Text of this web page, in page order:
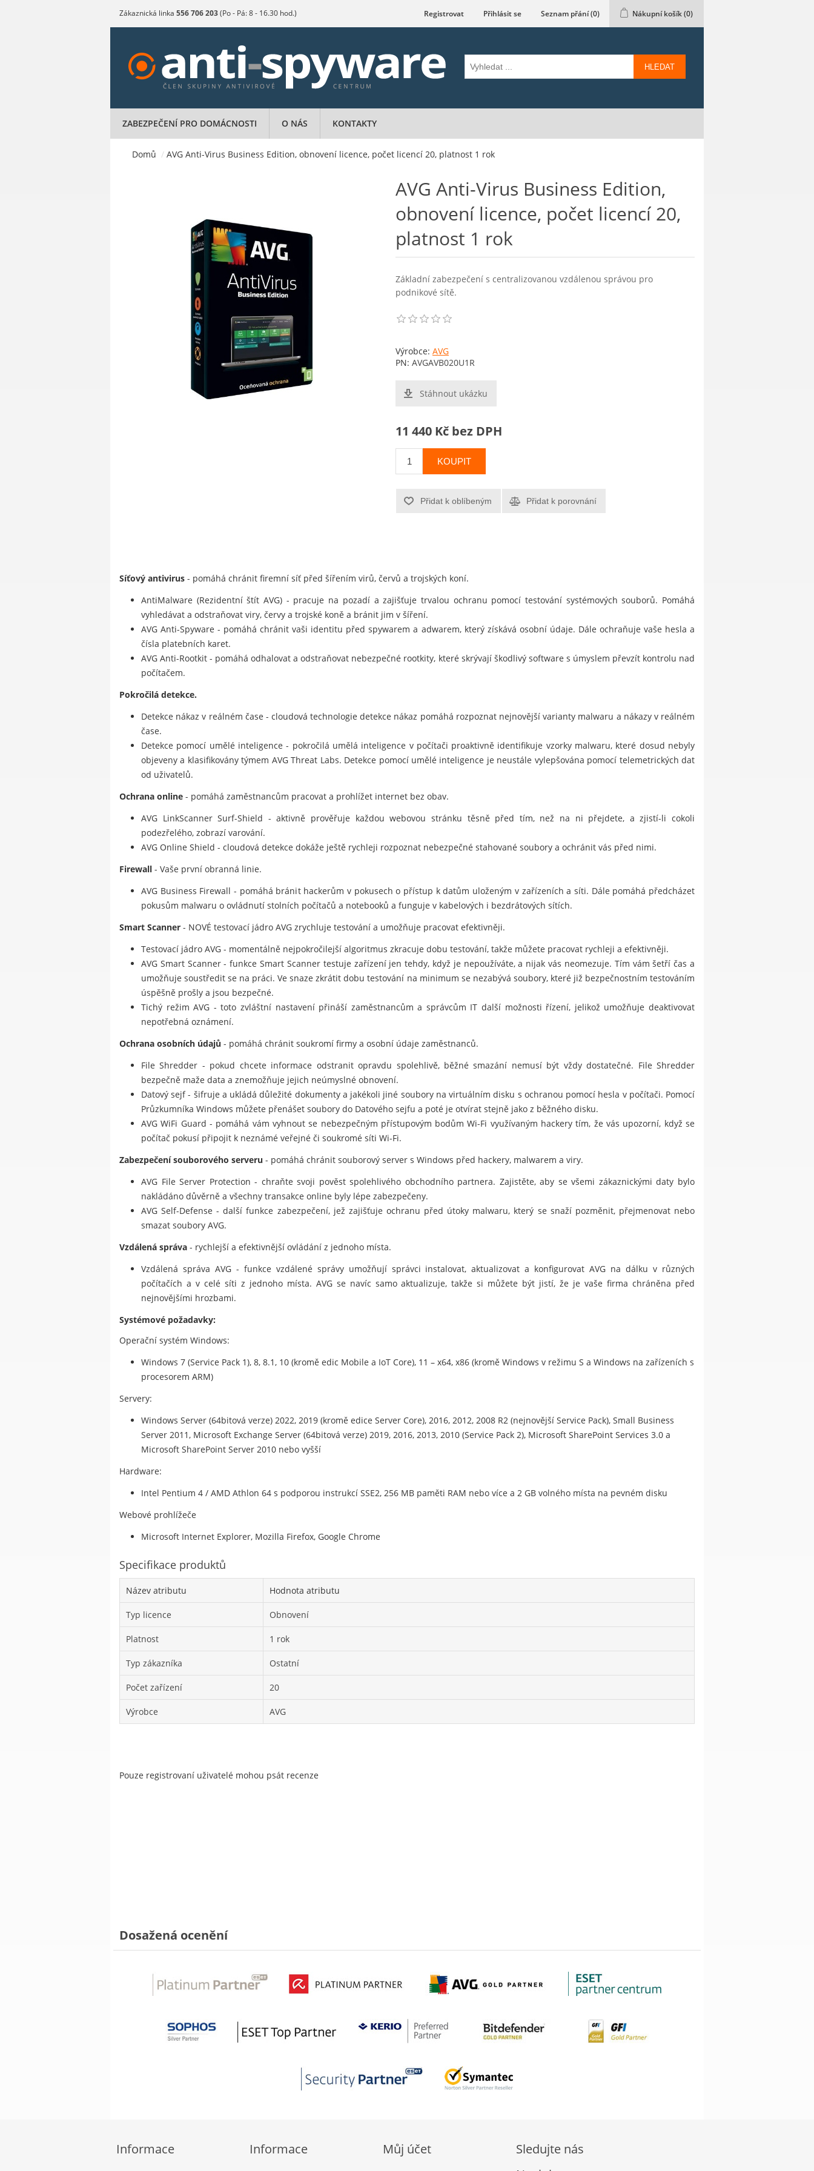
Zákaznická linka 556 706 203(Po - Pá: 8 - 16.30 hod.) Registrovat Přihlásit se Seznam přání(0) Nákupní košík(0)
HLEDAT
ZABEZPEČENÍ PRO DOMÁCNOSTI O NÁS KONTAKTY
Domů / AVG Anti-Virus Business Edition, obnovení licence, počet licencí 20, platnost 1 rok
AVG Anti-Virus Business Edition,
obnovení licence, počet licencí 20,
platnost 1 rok
Základní zabezpečení s centralizovanou vzdálenou správou pro
podnikové sítě.
Výrobce: AVG
PN: AVGAVB020U1R
Stáhnout ukázku
11 440 Kč bez DPH
KOUPIT
Přidat k oblíbeným Přidat k porovnání
Síťový antivirus - pomáhá chránit firemní síť před šířením virů, červů a trojských koní.
AntiMalware (Rezidentní štít AVG) - pracuje na pozadí a zajišťuje trvalou ochranu pomocí testování systémových souborů. Pomáhá
vyhledávat a odstraňovat viry, červy a trojské koně a bránit jim v šíření.
AVG Anti-Spyware - pomáhá chránit vaši identitu před spywarem a adwarem, který získává osobní údaje. Dále ochraňuje vaše hesla a
čísla platebních karet.
AVG Anti-Rootkit - pomáhá odhalovat a odstraňovat nebezpečné rootkity, které skrývají škodlivý software s úmyslem převzít kontrolu nad
počítačem.
Pokročilá detekce.
Detekce nákaz v reálném čase - cloudová technologie detekce nákaz pomáhá rozpoznat nejnovější varianty malwaru a nákazy v reálném
čase.
Detekce pomocí umělé inteligence - pokročilá umělá inteligence v počítači proaktivně identifikuje vzorky malwaru, které dosud nebyly
objeveny a klasifikovány týmem AVG Threat Labs. Detekce pomocí umělé inteligence je neustále vylepšována pomocí telemetrických dat
od uživatelů.
Ochrana online - pomáhá zaměstnancům pracovat a prohlížet internet bez obav.
AVG LinkScanner Surf-Shield - aktivně prověřuje každou webovou stránku těsně před tím, než na ni přejdete, a zjistí-li cokoli
podezřelého, zobrazí varování.
AVG Online Shield - cloudová detekce dokáže ještě rychleji rozpoznat nebezpečné stahované soubory a ochránit vás před nimi.
Firewall - Vaše první obranná linie.
AVG Business Firewall - pomáhá bránit hackerům v pokusech o přístup k datům uloženým v zařízeních a síti. Dále pomáhá předcházet
pokusům malwaru o ovládnutí stolních počítačů a notebooků a funguje v kabelových i bezdrátových sítích.
Smart Scanner - NOVÉ testovací jádro AVG zrychluje testování a umožňuje pracovat efektivněji.
Testovací jádro AVG - momentálně nejpokročilejší algoritmus zkracuje dobu testování, takže můžete pracovat rychleji a efektivněji.
AVG Smart Scanner - funkce Smart Scanner testuje zařízení jen tehdy, když je nepoužíváte, a nijak vás neomezuje. Tím vám šetří čas a
umožňuje soustředit se na práci. Ve snaze zkrátit dobu testování na minimum se nezabývá soubory, které již bezpečnostním testováním
úspěšně prošly a jsou bezpečné.
Tichý režim AVG - toto zvláštní nastavení přináší zaměstnancům a správcům IT další možnosti řízení, jelikož umožňuje deaktivovat
nepotřebná oznámení.
Ochrana osobních údajů - pomáhá chránit soukromí firmy a osobní údaje zaměstnanců.
File Shredder - pokud chcete informace odstranit opravdu spolehlivě, běžné smazání nemusí být vždy dostatečné. File Shredder
bezpečně maže data a znemožňuje jejich neúmyslné obnovení.
Datový sejf - šifruje a ukládá důležité dokumenty a jakékoli jiné soubory na virtuálním disku s ochranou pomocí hesla v počítači. Pomocí
Průzkumníka Windows můžete přenášet soubory do Datového sejfu a poté je otvírat stejně jako z běžného disku.
AVG WiFi Guard - pomáhá vám vyhnout se nebezpečným přístupovým bodům Wi-Fi využívaným hackery tím, že vás upozorní, když se
počítač pokusí připojit k neznámé veřejné či soukromé síti Wi-Fi.
Zabezpečení souborového serveru - pomáhá chránit souborový server s Windows před hackery, malwarem a viry.
AVG File Server Protection - chraňte svoji pověst spolehlivého obchodního partnera. Zajistěte, aby se všemi zákaznickými daty bylo
nakládáno důvěrně a všechny transakce online byly lépe zabezpečeny.
AVG Self-Defense - další funkce zabezpečení, jež zajišťuje ochranu před útoky malwaru, který se snaží pozměnit, přejmenovat nebo
smazat soubory AVG.
Vzdálená správa - rychlejší a efektivnější ovládání z jednoho místa.
Vzdálená správa AVG - funkce vzdálené správy umožňují správci instalovat, aktualizovat a konfigurovat AVG na dálku v různých
počítačích a v celé síti z jednoho místa. AVG se navíc samo aktualizuje, takže si můžete být jistí, že je vaše firma chráněna před
nejnovějšími hrozbami.
Systémové požadavky:
Operační systém Windows:
Windows 7 (Service Pack 1), 8, 8.1, 10 (kromě edic Mobile a IoT Core), 11 – x64, x86 (kromě Windows v režimu S a Windows na zařízeních s
procesorem ARM)
Servery:
Windows Server (64bitová verze) 2022, 2019 (kromě edice Server Core), 2016, 2012, 2008 R2 (nejnovější Service Pack), Small Business
Server 2011, Microsoft Exchange Server (64bitová verze) 2019, 2016, 2013, 2010 (Service Pack 2), Microsoft SharePoint Services 3.0 a
Microsoft SharePoint Server 2010 nebo vyšší
Hardware:
Intel Pentium 4 / AMD Athlon 64 s podporou instrukcí SSE2, 256 MB paměti RAM nebo více a 2 GB volného místa na pevném disku
Webové prohlížeče
Microsoft Internet Explorer, Mozilla Firefox, Google Chrome
Specifikace produktů
Název atributu Hodnota atributu
Typ licence Obnovení
Platnost 1 rok
Typ zákazníka Ostatní
Počet zařízení 20
Výrobce AVG
Pouze registrovaní uživatelé mohou psát recenze
Dosažená ocenění
Informace Informace Můj účet
Sledujte nás